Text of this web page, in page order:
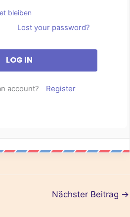
bleiben
Lost your password?
account? Register
Nächster Beitrag →